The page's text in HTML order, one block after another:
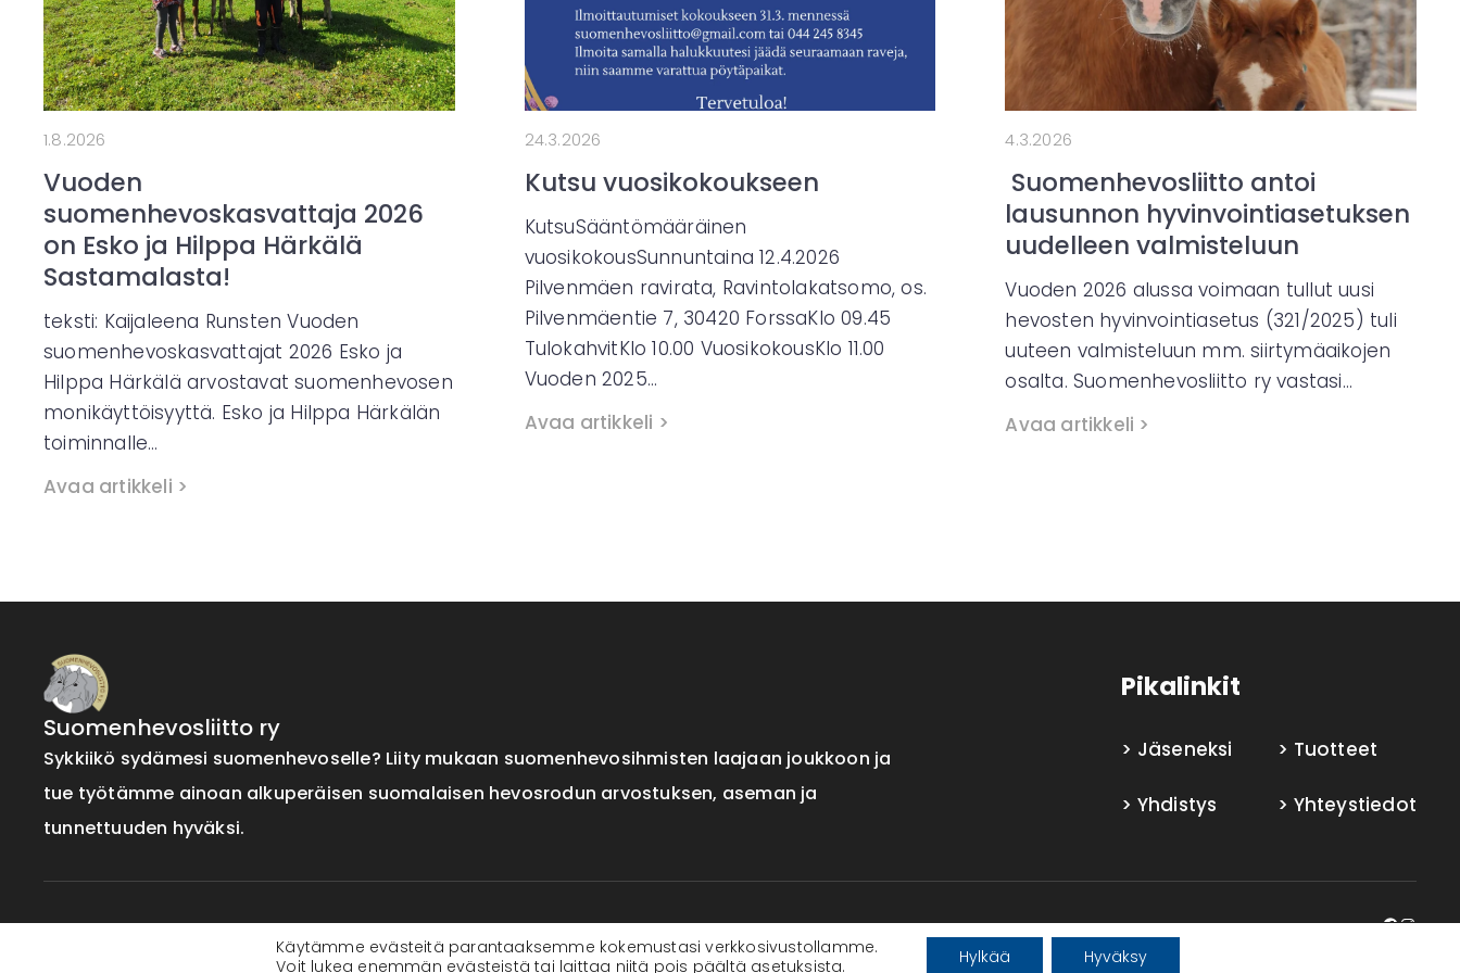
1.8.2026
Vuoden
suomenhevoskasvattaja 2026
on Esko ja Hilppa Härkälä
Sastamalasta!
teksti: Kaijaleena Runsten Vuoden
suomenhevoskasvattajat 2026 Esko ja
Hilppa Härkälä arvostavat suomenhevosen
monikäyttöisyyttä. Esko ja Hilppa Härkälän
toiminnalle…
Avaa artikkeli >
24.3.2026
Kutsu vuosikokoukseen
KutsuSääntömääräinen
vuosikokousSunnuntaina 12.4.2026
Pilvenmäen ravirata, Ravintolakatsomo, os.
Pilvenmäentie 7, 30420 ForssaKlo 09.45
TulokahvitKlo 10.00 VuosikokousKlo 11.00
Vuoden 2025…
Avaa artikkeli >
4.3.2026
Suomenhevosliitto antoi
lausunnon hyvinvointiasetuksen
uudelleen valmisteluun
Vuoden 2026 alussa voimaan tullut uusi
hevosten hyvinvointiasetus (321/2025) tuli
uuteen valmisteluun mm. siirtymäaikojen
osalta. Suomenhevosliitto ry vastasi…
Avaa artikkeli >
Suomenhevosliitto ry
Sykkiikö sydämesi suomenhevoselle? Liity mukaan suomenhevosihmisten laajaan joukkoon ja
tue työtämme ainoan alkuperäisen suomalaisen hevosrodun arvostuksen, aseman ja
tunnettuuden hyväksi.
Pikalinkit
Jäseneksi Tuotteet
Yhdistys Yhteystiedot
Käytämme evästeitä parantaaksemme kokemustasi verkkosivustollamme.
Voit lukea enemmän evästeistä tai laittaa niitä pois päältä asetuksista. Hyväksy
Hylkää